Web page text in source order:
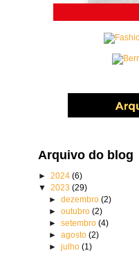
Arquivo do blog
►2024(6)
▼2023(29)
► dezembro (2)
► outubro (2)
► setembro (4)
► agosto (2)
► julho (1)